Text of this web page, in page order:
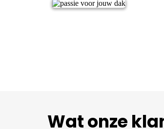
Wat onze